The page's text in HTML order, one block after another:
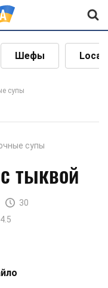
Шефы Local
супы
супы
тыквой
30
4.5